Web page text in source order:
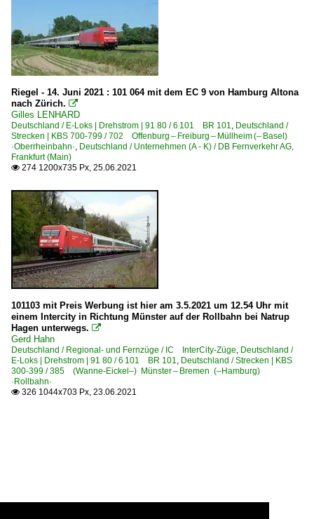
Riegel - 14. Juni 2021 : 101 064 mit dem EC 9 von Hamburg Altona
nach Zürich. 
Gilles LENHARD
Deutschland / E-Loks | Drehstrom | 91 80 / 6 101 BR 101
Deutschland /
Strecken | KBS 700-799 / 702 Offenburg – Freiburg – Müllheim (– Basel)
·Oberrheinbahn· Deutschland / Unternehmen (A - K) / DB Fernverkehr AG,
Frankfurt (Main)
 274 1200x735 Px, 25.06.2021
101103 mit Preis Werbung ist hier am 3.5.2021 um 12.54 Uhr mit
einem Intercity in Richtung Münster auf der Rollbahn bei Natrup
Hagen unterwegs. 
Gerd Hahn
Deutschland / Regional- und Fernzüge / IC InterCity-Züge Deutschland /
E-Loks | Drehstrom | 91 80 / 6 101 BR 101
Deutschland / Strecken | KBS
300-399 / 385 (Wanne-Eickel–) Münster – Bremen (–Hamburg)
·Rollbahn·
 326 1044x703 Px, 23.06.2021